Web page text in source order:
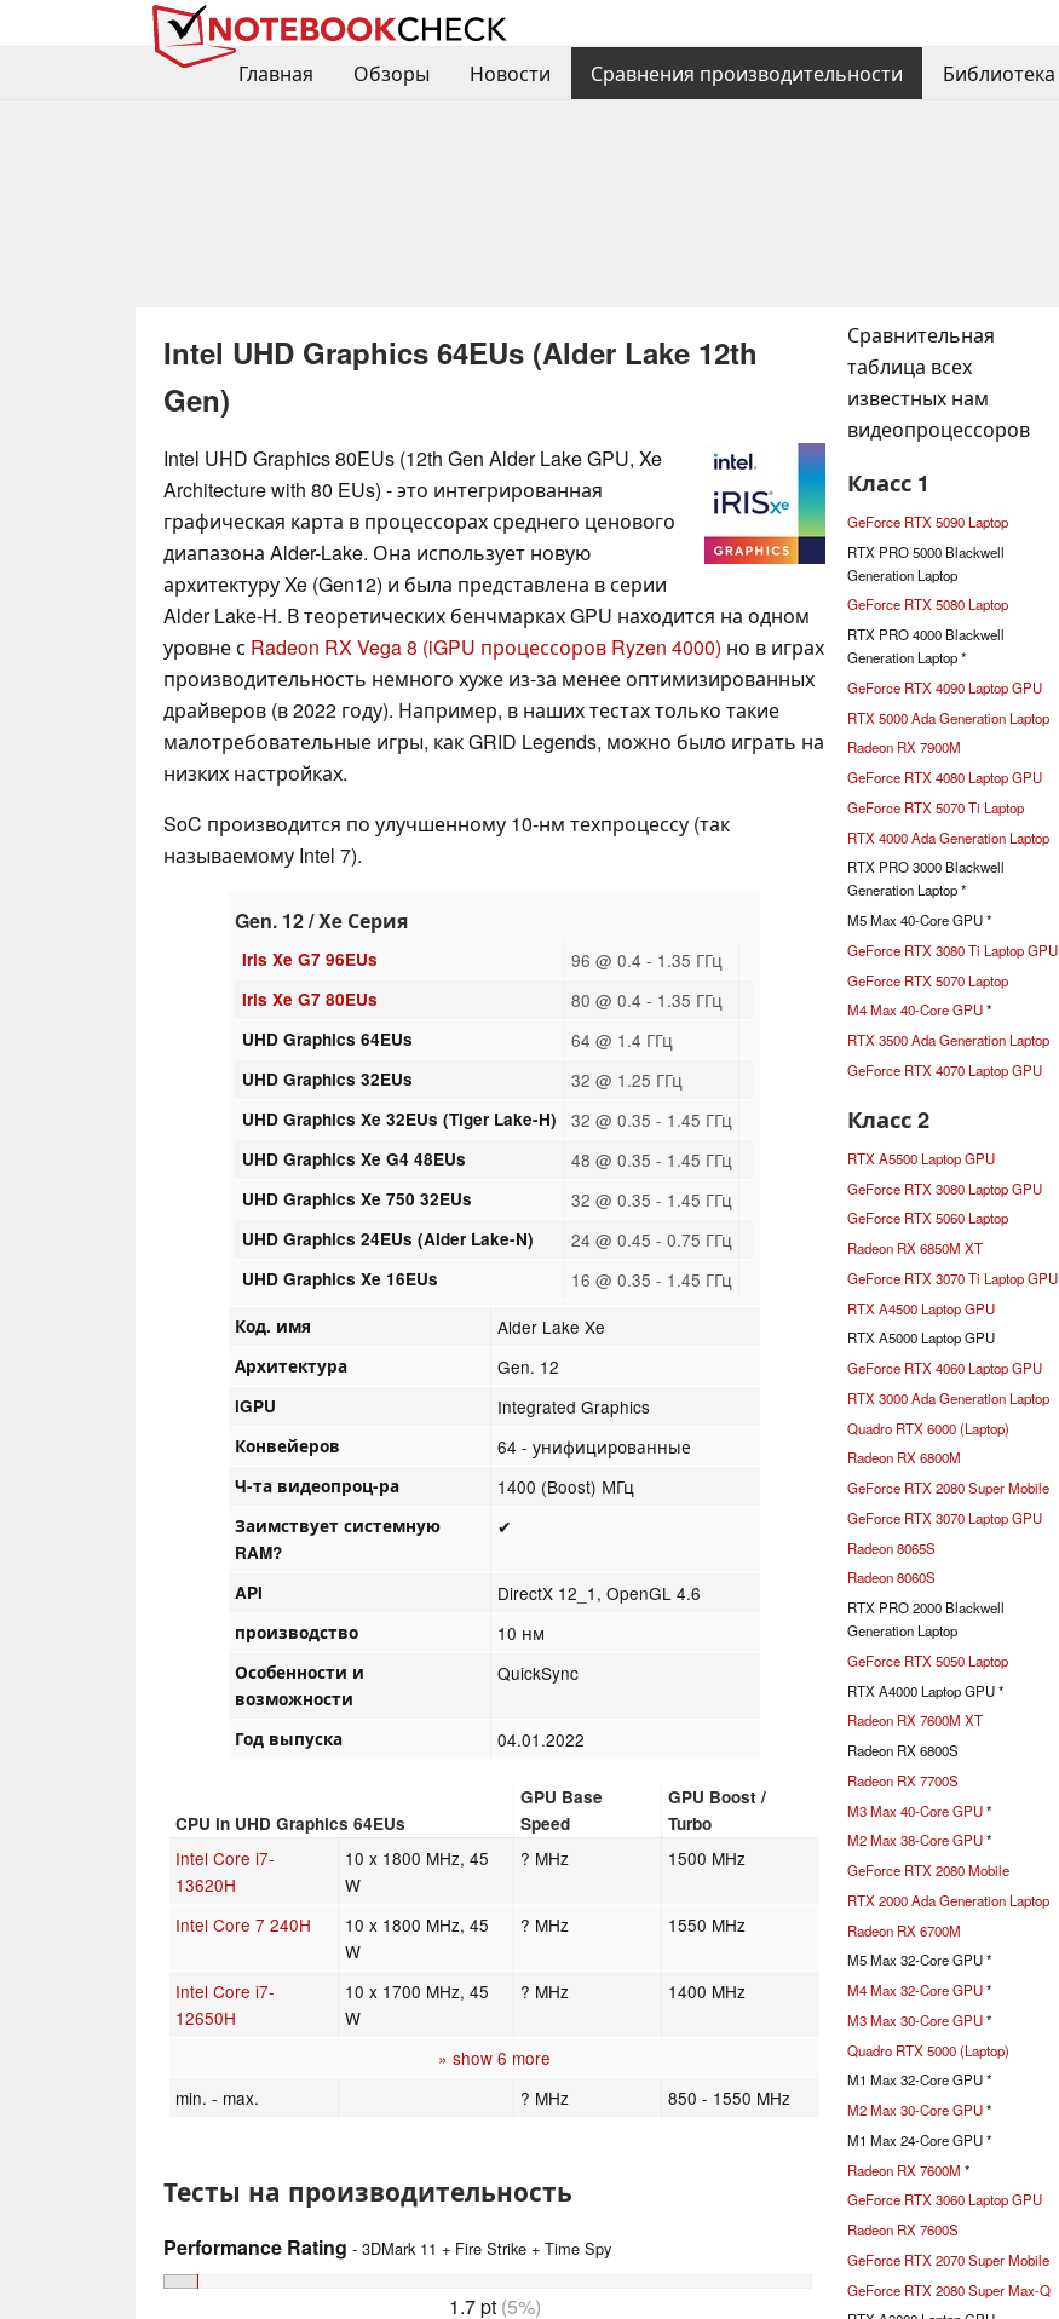
Главная
Обзоры Новости Сравнения производительности Библиотека
Intel UHD Graphics 64EUs (Alder Lake 12th
Gen)
Intel UHD Graphics 80EUs (12th Gen Alder Lake GPU, Xe
Architecture with 80 EUs) - это интегрированная
графическая карта в процессорах среднего ценового
диапазона Alder-Lake. Она использует новую
архитектуру Xe (Gen12) и была представлена в серии
Alder Lake-H. В теоретических бенчмарках GPU находится на одном
уровне с Radeon RX Vega 8 (iGPU процессоров Ryzen 4000) но в играх
производительность немного хуже из-за менее оптимизированных
драйверов (в 2022 году). Например, в наших тестах только такие
малотребовательные игры, как GRID Legends, можно было играть на
низких настройках.
SoC производится по улучшенному 10-нм техпроцессу (так
называемому Intel 7).
Gen. 12 / Xe Серия
Iris Xe G7 96EUs 96 @ 0.4 - 1.35 ГГц
Iris Xe G7 80EUs 80 @ 0.4 - 1.35 ГГц
UHD Graphics 64EUs 64 @ 1.4 ГГц
UHD Graphics 32EUs 32 @ 1.25 ГГц
UHD Graphics Xe 32EUs (Tiger Lake-H) 32 @ 0.35 - 1.45 ГГц
UHD Graphics Xe G4 48EUs 48 @ 0.35 - 1.45 ГГц
UHD Graphics Xe 750 32EUs 32 @ 0.35 - 1.45 ГГц
UHD Graphics 24EUs (Alder Lake-N) 24 @ 0.45 - 0.75 ГГц
UHD Graphics Xe 16EUs 16 @ 0.35 - 1.45 ГГц
Код. имя Alder Lake Xe
Архитектура Gen. 12
iGPU Integrated Graphics
Конвейеров 64 - унифицированные
Ч-та видеопроц-ра 1400 (Boost) МГц
Заимствует системную
RAM?
✔
API DirectX 12_1, OpenGL 4.6
производство 10 нм
Особенности и
возможности
QuickSync
Год выпуска 04.01.2022
CPU in UHD Graphics 64EUs
GPU Base
Speed
GPU Boost /
Turbo
Intel Core i7-
13620H
10 x 1800 MHz, 45
W
? MHz 1500 MHz
Intel Core 7 240H
10 x 1800 MHz, 45
W
? MHz 1550 MHz
Intel Core i7-
12650H
10 x 1700 MHz, 45
W
? MHz 1400 MHz
» show 6 more
min. - max.
? MHz 850 - 1550 MHz
Тесты на производительность
Performance Rating - 3DMark 11 + Fire Strike + Time Spy
1.7 pt(5%)
Сравнительная
таблица всех
известных нам
видеопроцессоров
Класс 1
GeForce RTX 5090 Laptop
RTX PRO 5000 Blackwell
Generation Laptop
GeForce RTX 5080 Laptop
RTX PRO 4000 Blackwell
Generation Laptop *
GeForce RTX 4090 Laptop GPU
RTX 5000 Ada Generation Laptop
Radeon RX 7900M
GeForce RTX 4080 Laptop GPU
GeForce RTX 5070 Ti Laptop
RTX 4000 Ada Generation Laptop
RTX PRO 3000 Blackwell
Generation Laptop *
M5 Max 40-Core GPU *
GeForce RTX 3080 Ti Laptop GPU
GeForce RTX 5070 Laptop
M4 Max 40-Core GPU*
RTX 3500 Ada Generation Laptop
GeForce RTX 4070 Laptop GPU
Класс 2
RTX A5500 Laptop GPU
GeForce RTX 3080 Laptop GPU
GeForce RTX 5060 Laptop
Radeon RX 6850M XT
GeForce RTX 3070 Ti Laptop GPU
RTX A4500 Laptop GPU
RTX A5000 Laptop GPU
GeForce RTX 4060 Laptop GPU
RTX 3000 Ada Generation Laptop
Quadro RTX 6000 (Laptop)
Radeon RX 6800M
GeForce RTX 2080 Super Mobile
GeForce RTX 3070 Laptop GPU
Radeon 8065S
Radeon 8060S
RTX PRO 2000 Blackwell
Generation Laptop
GeForce RTX 5050 Laptop
RTX A4000 Laptop GPU *
Radeon RX 7600M XT
Radeon RX 6800S
Radeon RX 7700S
M3 Max 40-Core GPU*
M2 Max 38-Core GPU*
GeForce RTX 2080 Mobile
RTX 2000 Ada Generation Laptop
Radeon RX 6700M
M5 Max 32-Core GPU *
M4 Max 32-Core GPU*
M3 Max 30-Core GPU*
Quadro RTX 5000 (Laptop)
M1 Max 32-Core GPU *
M2 Max 30-Core GPU*
M1 Max 24-Core GPU *
Radeon RX 7600M *
GeForce RTX 3060 Laptop GPU
Radeon RX 7600S
GeForce RTX 2070 Super Mobile
GeForce RTX 2080 Super Max-Q